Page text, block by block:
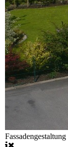
Fassadengestaltung